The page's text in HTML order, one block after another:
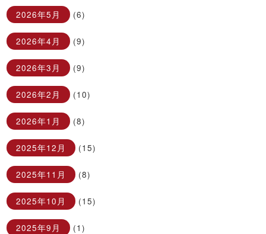
2026年5月 (6)
2026年4月 (9)
2026年3月 (9)
2026年2月 (10)
2026年1月 (8)
2025年12月 (15)
2025年11月 (8)
2025年10月 (15)
2025年9月 (1)